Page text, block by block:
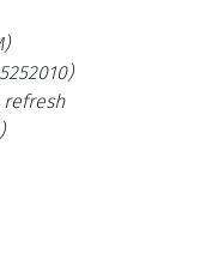
refresh